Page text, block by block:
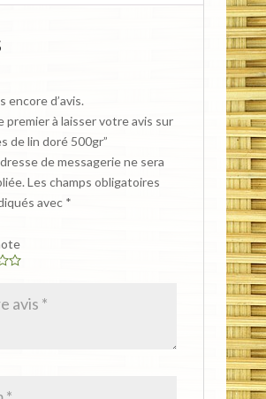
encore d’avis.
premier à laisser votre avis sur
de lin doré 500gr”
de messagerie ne sera
Les champs obligatoires
avec *